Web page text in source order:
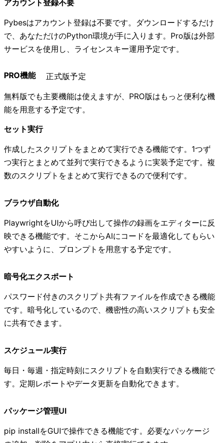
アカウント登録不要
Pybesはアカウント登録は不要です。ダウンロードするだけ
で、あなただけのPython環境が手に入ります。Pro版は外部
サービスを使用し、ライセンスキー運用予定です。
PRO機能 正式版予定
無料版でも主要機能は使えますが、PRO版はもっと便利な機
能を用意する予定です。
セット実行
作成したスクリプトをまとめて実行できる機能です。1つず
つ実行とまとめて並列で実行できるように実装予定です。複
数のスクリプトをまとめて実行できるので便利です。
ブラウザ自動化
PlaywrightをUIから呼び出して操作の録画をエディターに反
映できる機能です。そこからAIにコードを最適化してもらい
やすいように、プロンプトを用意する予定です。
暗号化エクスポート
パスワード付きのスクリプト共有ファイルを作成できる機能
です。暗号化しているので、機密性の高いスクリプトも安全
に共有できます。
スケジュール実行
毎日・毎週・指定時刻にスクリプトを自動実行できる機能で
す。定期レポートやデータ更新を自動化できます。
パッケージ管理UI
pip installをGUIで操作できる機能です。必要なパッケージ